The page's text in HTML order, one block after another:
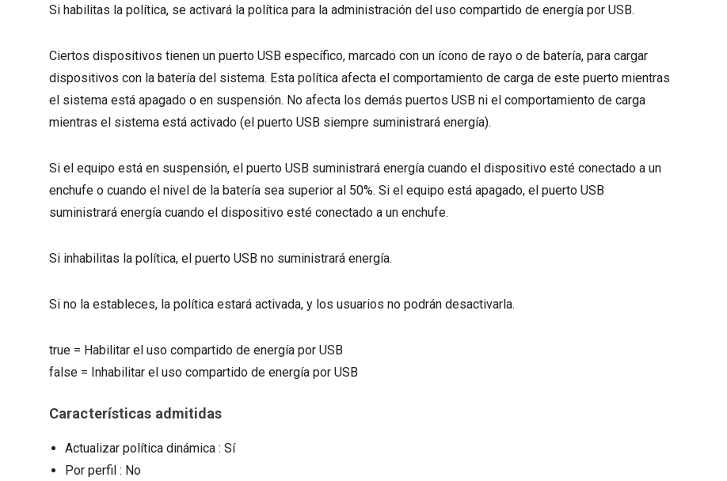
Si habilitas la política, se activará la política para la administración del uso compartido de energía por USB.
Ciertos dispositivos tienen un puerto USB específico, marcado con un ícono de rayo o de batería, para cargar
dispositivos con la batería del sistema. Esta política afecta el comportamiento de carga de este puerto mientras
el sistema está apagado o en suspensión. No afecta los demás puertos USB ni el comportamiento de carga
mientras el sistema está activado (el puerto USB siempre suministrará energía).
Si el equipo está en suspensión, el puerto USB suministrará energía cuando el dispositivo esté conectado a un
enchufe o cuando el nivel de la batería sea superior al 50%. Si el equipo está apagado, el puerto USB
suministrará energía cuando el dispositivo esté conectado a un enchufe.
Si inhabilitas la política, el puerto USB no suministrará energía.
Si no la estableces, la política estará activada, y los usuarios no podrán desactivarla.
true = Habilitar el uso compartido de energía por USB
false = Inhabilitar el uso compartido de energía por USB
Características admitidas
Actualizar política dinámica : Sí
Por perfil : No